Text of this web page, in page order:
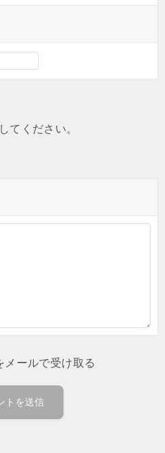
てください。
メールで受け取る